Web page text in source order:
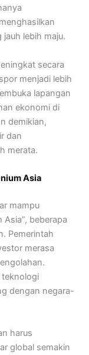
lebih maju.
secara
menjadi lebih
lapangan
ekonomi di
demikian,
dan
merata.
Asia
mampu
Asia”, beberapa
Pemerintah
merasa
teknologi
dengan negara-
harus
global semakin